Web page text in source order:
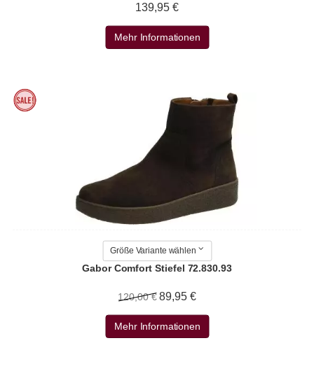
139,95 €
Mehr Informationen
Größe Variante wählen
Gabor Comfort Stiefel 72.830.93
120,00 € 89,95 €
Mehr Informationen